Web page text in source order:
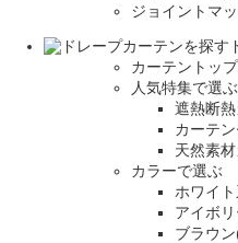
ジョイントマ
カーテントッ
人気特集で選ぶ
遮熱断
カーテン
天然素
カラーで選ぶ
ホワイ
アイボ
ブラウ